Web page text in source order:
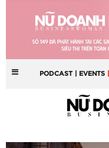
PODCAST | EVENTS